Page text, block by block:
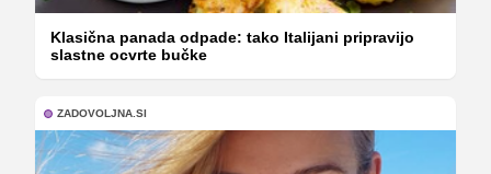
Klasična panada odpade: tako Italijani pripravijo
slastne ocvrte bučke
ZADOVOLJNA.SI